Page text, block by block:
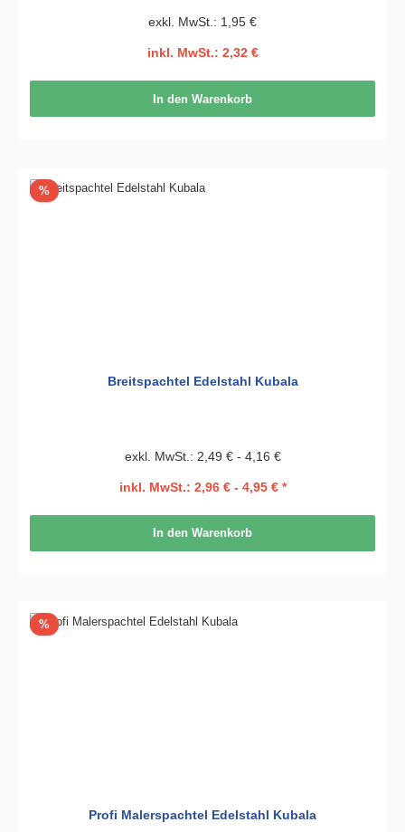
exkl. MwSt.: 1,95 €
inkl. MwSt.: 2,32 €
In den Warenkorb
%Rabatt
Breitspachtel Edelstahl Kubala
exkl. MwSt.: 2,49 € - 4,16 €
inkl. MwSt.: 2,96 € - 4,95 € *
In den Warenkorb
%Rabatt
Profi Malerspachtel Edelstahl Kubala